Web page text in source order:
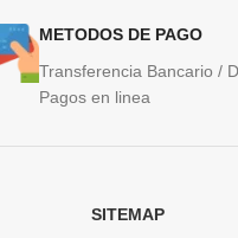
METODOS DE PAGO
Transferencia Bancario /
Pagos en linea
SITEMAP